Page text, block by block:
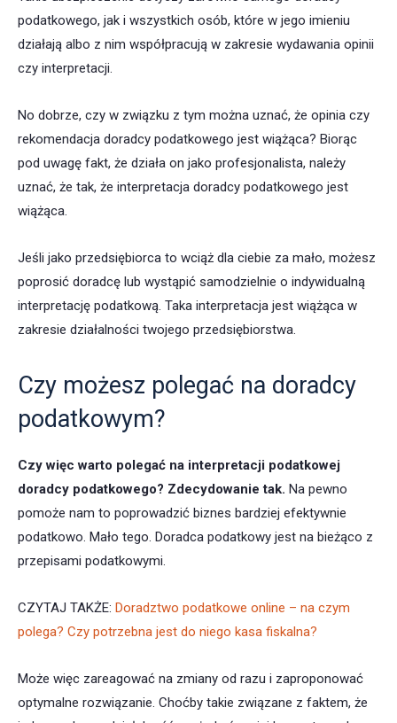
podatkowego, jak i wszystkich osób, które w jego imieniu
działają albo z nim współpracują w zakresie wydawania opinii
czy interpretacji.
No dobrze, czy w związku z tym można uznać, że opinia czy
rekomendacja doradcy podatkowego jest wiążąca? Biorąc
pod uwagę fakt, że działa on jako profesjonalista, należy
uznać, że tak, że interpretacja doradcy podatkowego jest
wiążąca.
Jeśli jako przedsiębiorca to wciąż dla ciebie za mało, możesz
poprosić doradcę lub wystąpić samodzielnie o indywidualną
interpretację podatkową. Taka interpretacja jest wiążąca w
zakresie działalności twojego przedsiębiorstwa.
Czy możesz polegać na doradcy
podatkowym?
Czy więc warto polegać na interpretacji podatkowej
doradcy podatkowego? Zdecydowanie tak. Na pewno
pomoże nam to poprowadzić biznes bardziej efektywnie
podatkowo. Mało tego. Doradca podatkowy jest na bieżąco z
przepisami podatkowymi.
CZYTAJ TAKŻE: Doradztwo podatkowe online – na czym
polega? Czy potrzebna jest do niego kasa fiskalna?
Może więc zareagować na zmiany od razu i zaproponować
optymalne rozwiązanie. Choćby takie związane z faktem, że